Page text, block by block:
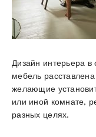
Дизайн интерьера в
мебель
желающие
или иной комнате,
разных целях.